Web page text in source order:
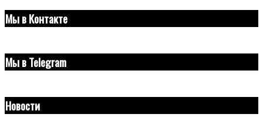
Мы в Контакте
Мы в Telegram
Новости